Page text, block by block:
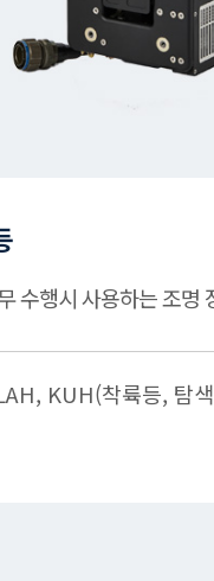
수행시 사용하는 조명
KUH(착륙등, 탐